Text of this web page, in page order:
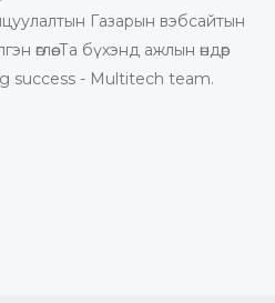
Газарын вэбсайтын
өглөө. Та бүхэнд ажлын өндөр
success - Multitech team.